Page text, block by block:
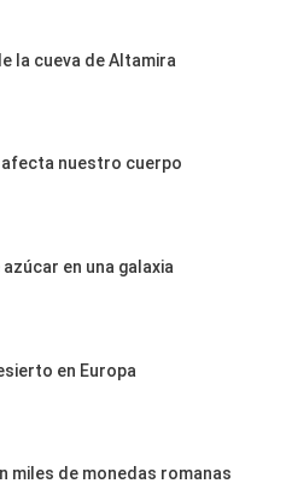
la cueva de Altamira
nuestro cuerpo
en una galaxia
en Europa
miles de monedas romanas